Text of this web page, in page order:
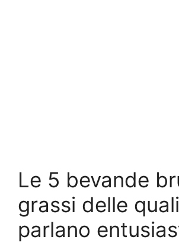
Le 5 bevande
grassi delle
parlano